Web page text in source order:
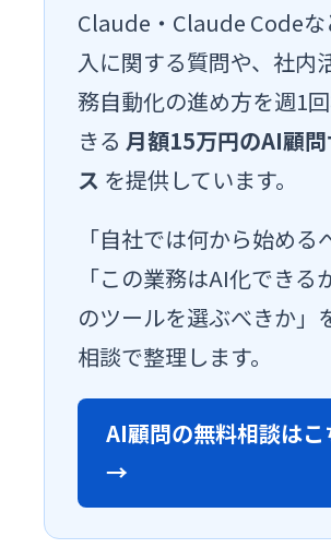
Claude・Claude Codeな
入に関する質問や、社内
務自動化の進め方を週1
きる 月額15万円のAI顧
ス を提供しています。
「自社では何から始める
「この業務はAI化できる
のツールを選ぶべきか」
相談で整理します。
AI顧問の無料相談はこ
→